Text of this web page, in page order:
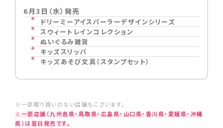
6月3日（水）発売
ドリーミーアイスパーラーデザインシリーズ
スウィートレインコレクション
ぬいぐるみ雑貨
キッズスリッパ
キッズあそび文具（スタンプセット）
※一部取り扱いのない店舗もございます。
※一部店舗（九州各県・鳥取県・広島県・山口県・香川県・愛媛県・沖縄
県）は翌日発売です。